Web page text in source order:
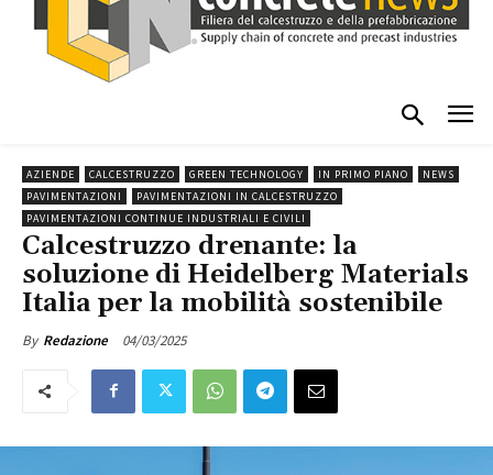
AZIENDE CALCESTRUZZO GREEN TECHNOLOGY IN PRIMO PIANO
NEWS
PAVIMENTAZIONI
PAVIMENTAZIONI IN CALCESTRUZZO
PAVIMENTAZIONI CONTINUE INDUSTRIALI E CIVILI
Calcestruzzo drenante: la
soluzione di Heidelberg Materials
Italia per la mobilità sostenibile
By Redazione 04/03/2025